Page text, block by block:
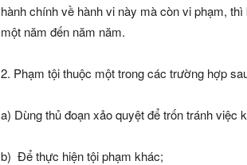
hành chính về hành vi này mà còn vi phạm,
một năm đến năm năm.
2. Phạm tội thuộc một trong các trường hợp
a) Dùng thủ đoạn xảo quyệt để trốn tránh việc
b) Để thực hiện tội phạm khác;